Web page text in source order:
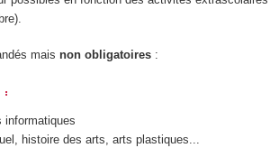
maisnon obligatoires :
:
informatiques
histoire des arts, arts plastiques...